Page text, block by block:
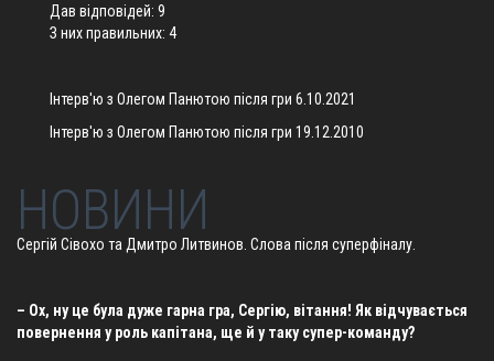
Дав відповідей: 9
З них правильних: 4
Інтерв'ю з Олегом Панютою після гри 6.10.2021
Інтерв'ю з Олегом Панютою після гри 19.12.2010
НОВИНИ
Сергій Сівохо та Дмитро Литвинов. Слова після суперфіналу.
– Ох, ну це була дуже гарна гра, Сергію, вітання! Як відчувається
повернення у роль капітана, ще й у таку супер-команду?